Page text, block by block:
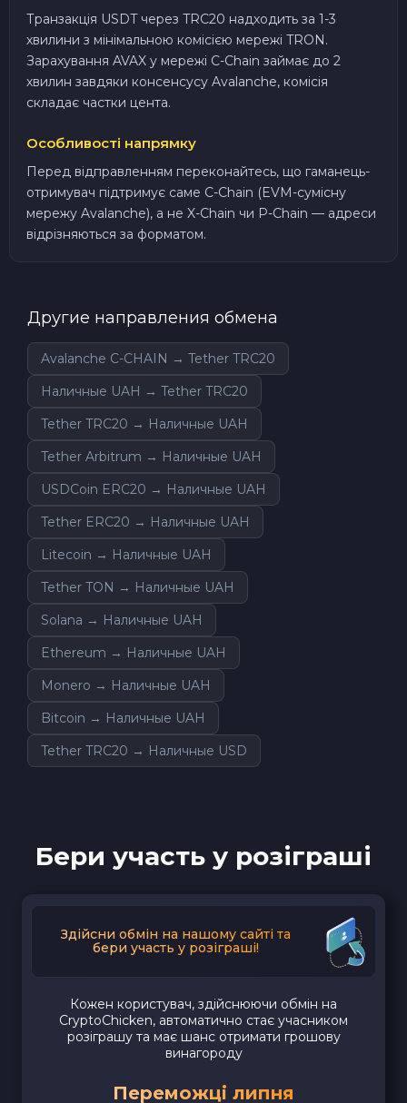
Транзакція USDT через TRC20 надходить за 1-3
хвилини з мінімальною комісією мережі TRON.
Зарахування AVAX у мережі C-Chain займає до 2
хвилин завдяки консенсусу Avalanche, комісія
складає частки цента.
Особливості напрямку
Перед відправленням переконайтесь, що гаманець-
отримувач підтримує саме C-Chain (EVM-сумісну
мережу Avalanche), а не X-Chain чи P-Chain — адреси
відрізняються за форматом.
Другие направления обмена
Avalanche C-CHAIN → Tether TRC20
Наличные UAH → Tether TRC20
Tether TRC20 → Наличные UAH
Tether Arbitrum → Наличные UAH
USDCoin ERC20 → Наличные UAH
Tether ERC20 → Наличные UAH
Litecoin → Наличные UAH
Tether TON → Наличные UAH
Solana → Наличные UAH
Ethereum → Наличные UAH
Monero → Наличные UAH
Bitcoin → Наличные UAH
Tether TRC20 → Наличные USD
Бери участь у розіграші
Здійсни обмін на нашому сайті та
бери участь у розіграші!
Кожен користувач, здійснюючи обмін на
CryptoChicken, автоматично стає учасником
розіграшу та має шанс отримати грошову
винагороду
Переможці липня